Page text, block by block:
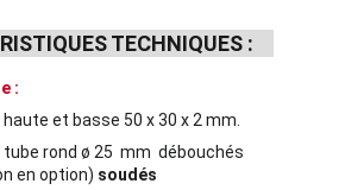
:
et basse 50 x 30 x 2 mm.
tube rond ø 25  mm  débouchés
en option) soudés
TECHNIQUES :